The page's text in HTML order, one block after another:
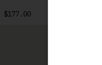
$177.00